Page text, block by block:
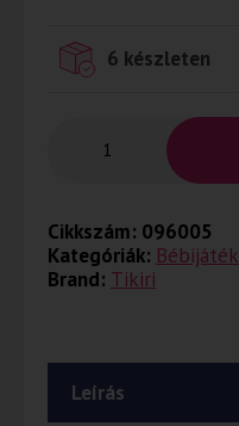
6 készleten
Cikkszám: 096005
Kategóriák: Bébijáték
Brand: Tikiri
Leírás